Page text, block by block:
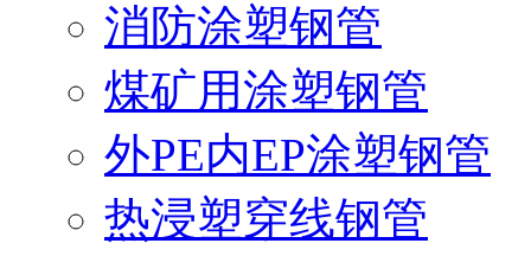
消防涂塑钢管
煤矿用涂塑钢管
外PE内EP涂塑钢管
热浸塑穿线钢管